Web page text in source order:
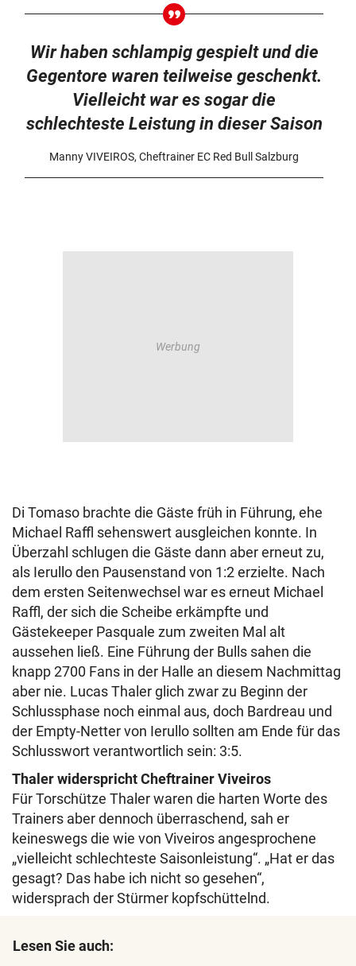
Wir haben schlampig gespielt und die
Gegentore waren teilweise geschenkt.
Vielleicht war es sogar die
schlechteste Leistung in dieser Saison
Manny VIVEIROS, Cheftrainer EC Red Bull Salzburg
Di Tomaso brachte die Gäste früh in Führung, ehe
Michael Raffl sehenswert ausgleichen konnte. In
Überzahl schlugen die Gäste dann aber erneut zu,
als Ierullo den Pausenstand von 1:2 erzielte. Nach
dem ersten Seitenwechsel war es erneut Michael
Raffl, der sich die Scheibe erkämpfte und
Gästekeeper Pasquale zum zweiten Mal alt
aussehen ließ. Eine Führung der Bulls sahen die
knapp 2700 Fans in der Halle an diesem Nachmittag
aber nie. Lucas Thaler glich zwar zu Beginn der
Schlussphase noch einmal aus, doch Bardreau und
der Empty-Netter von Ierullo sollten am Ende für das
Schlusswort verantwortlich sein: 3:5.
Thaler widerspricht Cheftrainer Viveiros
Für Torschütze Thaler waren die harten Worte des
Trainers aber dennoch überraschend, sah er
keineswegs die wie von Viveiros angesprochene
„vielleicht schlechteste Saisonleistung“. „Hat er das
gesagt? Das habe ich nicht so gesehen“,
widersprach der Stürmer kopfschüttelnd.
Lesen Sie auch: